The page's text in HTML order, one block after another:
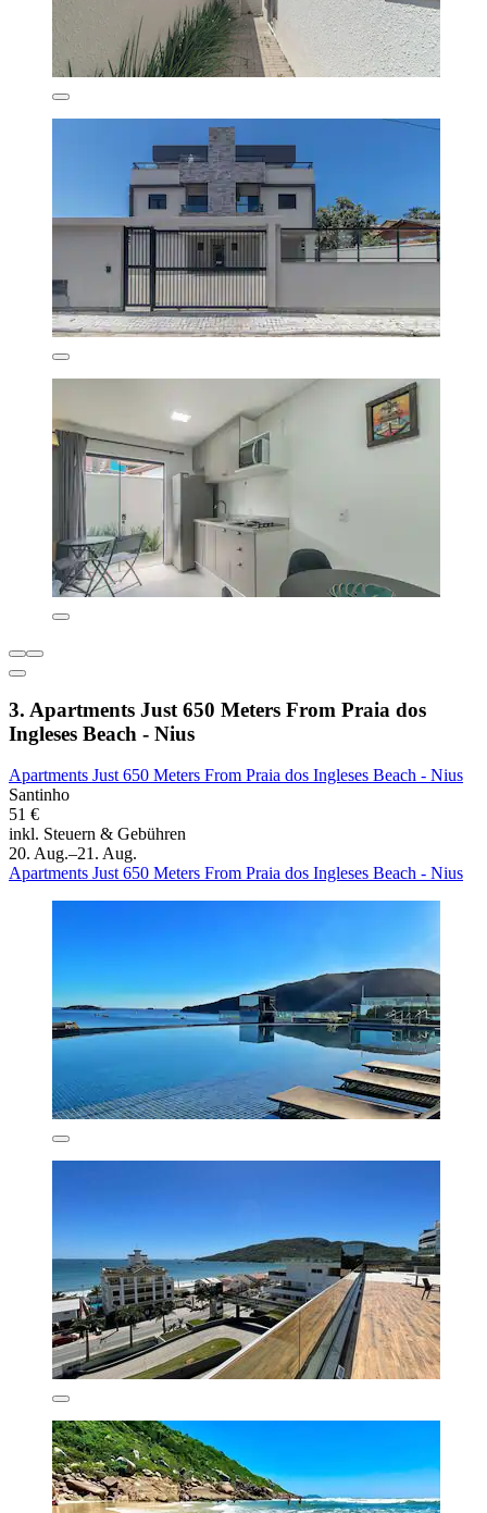
3. Apartments Just 650 Meters From Praia dos
Ingleses Beach - Nius
Apartments Just 650 Meters From Praia dos Ingleses Beach - Nius
Santinho
51 €
inkl. Steuern & Gebühren
20. Aug.–21. Aug.
Apartments Just 650 Meters From Praia dos Ingleses Beach - Nius